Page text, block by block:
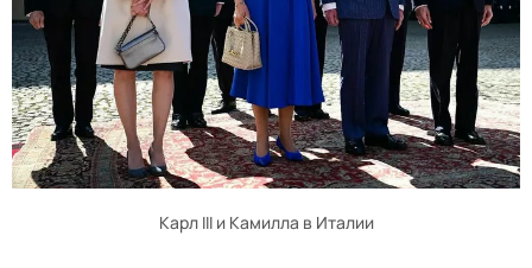
Карл III и Камилла в Италии